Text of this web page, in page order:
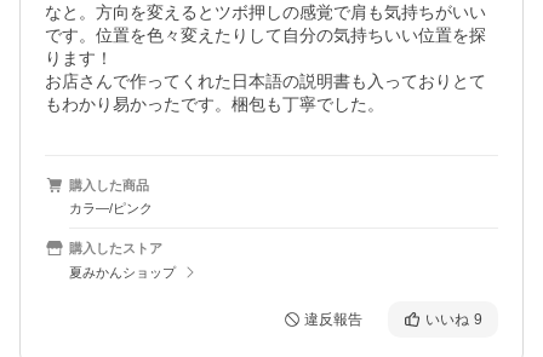
なと。方向を変えるとツボ押しの感覚で肩も気持ちがいい
です。位置を色々変えたりして自分の気持ちいい位置を探
ります！
お店さんで作ってくれた日本語の説明書も入っておりとて
もわかり易かったです。梱包も丁寧でした。
購入した商品
カラ―/ピンク
購入したストア
夏みかんショップ
違反報告 いいね 9